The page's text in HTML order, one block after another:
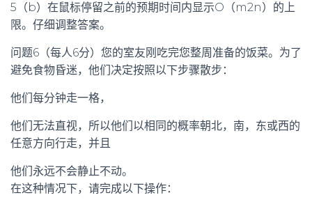
5（b）在鼠标停留之前的预期时间内显示O（m2n）的上
限。仔细调整答案。
问题6（每人6分）您的室友刚吃完您整周准备的饭菜。为了
避免食物昏迷，他们决定按照以下步骤散步：
他们每分钟走一格，
他们无法直视，所以他们以相同的概率朝北，南，东或西的
任意方向行走，并且
他们永远不会静止不动。
在这种情况下，请完成以下操作：